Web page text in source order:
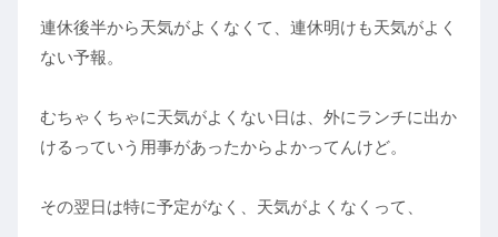
連休後半から天気がよくなくて、連休明けも天気がよく
ない予報。
むちゃくちゃに天気がよくない日は、外にランチに出か
けるっていう用事があったからよかってんけど。
その翌日は特に予定がなく、天気がよくなくって、